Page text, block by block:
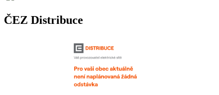
ČEZ Distribuce